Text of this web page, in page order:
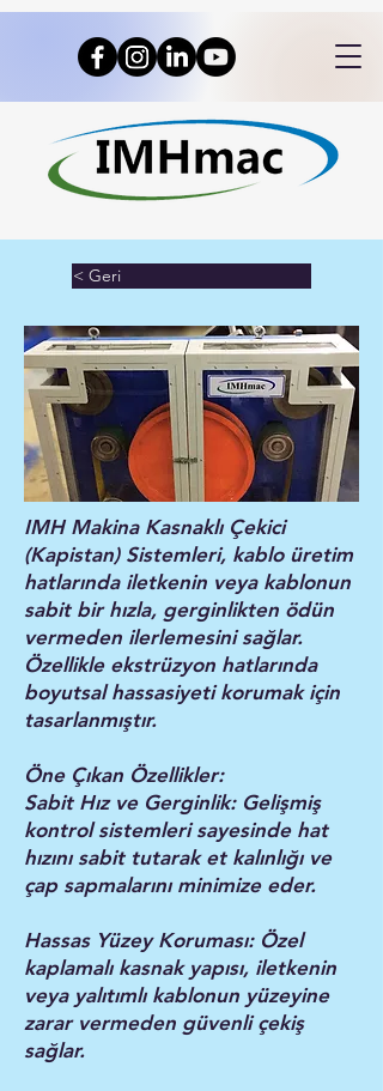
< Geri
IMH Makina Kasnaklı Çekici
(Kapistan) Sistemleri, kablo üretim
hatlarında iletkenin veya kablonun
sabit bir hızla, gerginlikten ödün
vermeden ilerlemesini sağlar.
Özellikle ekstrüzyon hatlarında
boyutsal hassasiyeti korumak için
tasarlanmıştır.
Öne Çıkan Özellikler:
Sabit Hız ve Gerginlik: Gelişmiş
kontrol sistemleri sayesinde hat
hızını sabit tutarak et kalınlığı ve
çap sapmalarını minimize eder.
Hassas Yüzey Koruması: Özel
kaplamalı kasnak yapısı, iletkenin
veya yalıtımlı kablonun yüzeyine
zarar vermeden güvenli çekiş
sağlar.